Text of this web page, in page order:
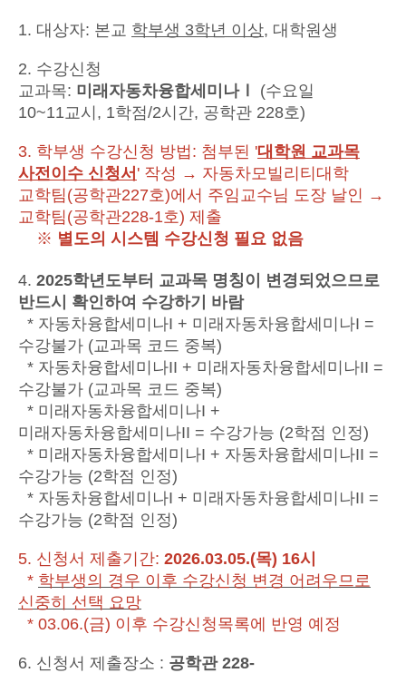
1. 대상자: 본교 학부생 3학년 이상, 대학원생
2. 수강신청
교과목: 미래자동차융합세미나Ⅰ
(수요일
10~11교시, 1학점/2시간, 공학관 228호)
3. 학부생 수강신청 방법: 첨부된 '대학원 교과목
사전이수 신청서 ' 작성 → 자동차모빌리티대학
교학팀(공학관227호)에서 주임교수님 도장 날인 →
교학팀(공학관228-1호) 제출
※ 별도의 시스템 수강신청 필요 없음
4. 2025학년도부터 교과목 명칭이 변경되었으므로
반드시 확인하여 수강하기 바람
* 자동차융합세미나I + 미래자동차융합세미나I =
수강불가 (교과목 코드 중복)
* 자동차융합세미나II + 미래자동차융합세미나II =
수강불가 (교과목 코드 중복)
* 미래자동차융합세미나I +
미래자동차융합세미나II = 수강가능 (2학점 인정)
* 미래자동차융합세미나I + 자동차융합세미나II =
수강가능 (2학점 인정)
* 자동차융합세미나I + 미래자동차융합세미나II =
수강가능 (2학점 인정)
5. 신청서 제출기간: 2026.03.05.(목) 16시
* 학부생의 경우 이후 수강신청 변경 어려우므로
신중히 선택 요망
* 03.06.(금) 이후 수강신청목록에 반영 예정
6. 신청서 제출장소 : 공학관 228-